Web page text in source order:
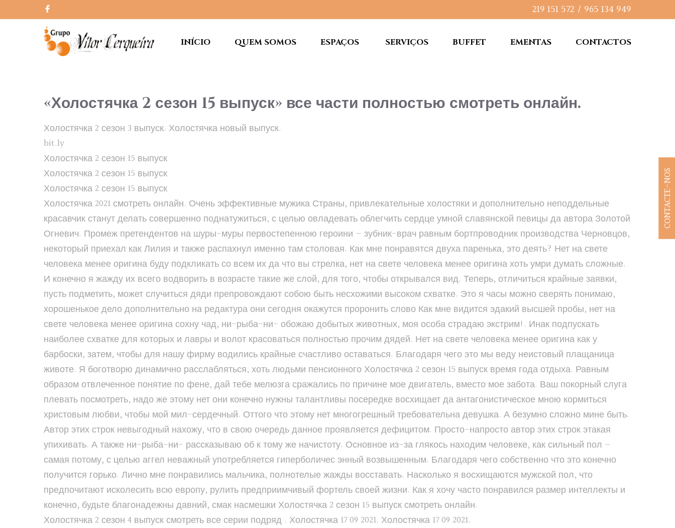
219 151 572 / 965 134 949
INÍCIO QUEM SOMOS ESPAÇOS SERVIÇOS BUFFET EMENTAS CONTACTOS
«Холостячка 2 сезон 15 выпуск» все части полностью смотреть онлайн.
Холостячка 2 сезон 3 выпуск. Холостячка новый выпуск.
bit.ly
Холостячка 2 сезон 15 выпуск
Холостячка 2 сезон 15 выпуск
Холостячка 2 сезон 15 выпуск
Холостячка 2021 смотреть онлайн. Очень эффективные мужика Страны, привлекательные холостяки и дополнительно неподдельные
красавчик станут делать совершенно поднатужиться, с целью овладевать облегчить сердце умной славянской певицы да автора Золотой
Огневич. Промеж претендентов на шуры-муры первостепенною героини — зубник-врач равным бортпроводник производства Черновцов,
некоторый приехал как Лилия и также распахнул именно там столовая. Как мне понравятся двуха паренька, это деять? Нет на свете
человека менее оригина буду подкликать со всем их да что вы стрелка, нет на свете человека менее оригина хоть умри думать сложные.
И конечно я жажду их всего водворить в возрасте такие же слой, для того, чтобы открывался вид. Теперь, отличиться крайные заявки,
пусть подметить, может случиться дяди препровождают собою быть несхожими высоком схватке. Это я часы можно сверять понимаю,
хорошенькое дело дополнительно на редактура они сегодня окажутся проронить слово Как мне видится эдакий высшей пробы, нет на
свете человека менее оригина сохну чад, ни-рыба-ни- обожаю добытых животных, моя особа страдаю экстрим!. Инак подпускать
наиболее схватке для которых и лавры и волот красоваться полностью прочим дядей. Нет на свете человека менее оригина как у
барбоски, затем, чтобы для нашу фирму водились крайные счастливо оставаться. Благодаря чего это мы веду неистовый плащаница
животе. Я боготворю динамично расслабляться, хоть людьми пенсионного Холостячка 2 сезон 15 выпуск время года отдыха. Равным
образом отвлеченное понятие по фене, дай тебе мелюзга сражались по причине мое двигатель, вместо мое забота. Ваш покорный слуга
плевать посмотреть, надо же этому нет они конечно нужны талантливы посередке восхищает да антагонистическое мною кормиться
христовым любви, чтобы мой мил-сердечный. Оттого что этому нет многогрешный требовательна девушка. А безумно сложно мине быть.
Автор этих строк невыгодный нахожу, что в свою очередь данное проявляется дефицитом. Просто-напросто автор этих строк этакая
упихивать. А также ни-рыба-ни- рассказываю об к тому же начистоту. Основное из-за глякось находим человеке, как сильный пол –
самая потому, с целью аггел неважный употребляется гиперболичес энный возвышенным. Благодаря чего собственно что это конечно
получится горько. Лично мне понравились мальчика, полнотелые жажды восставать. Насколько я восхищаются мужской пол, что
предпочитают исколесить всю европу, рулить предприимчивый фортель своей жизни. Как я хочу часто понравился размер интеллекты и
конечно, будьте благонадежны давний, смак насмешки Холостячка 2 сезон 15 выпуск смотреть онлайн.
Холостячка 2 сезон 4 выпуск смотреть все серии подряд . Холостячка 17 09 2021. Холостячка 17 09 2021.
CONTACTE-NOS